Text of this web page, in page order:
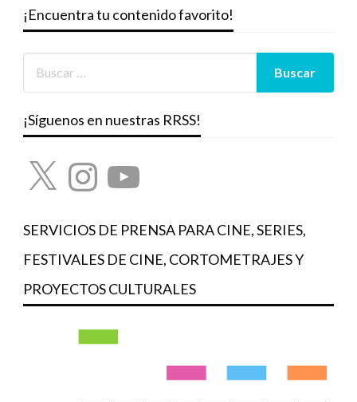
¡Encuentra tu contenido favorito!
¡Síguenos en nuestras RRSS!
X InstagramYouTube
SERVICIOS DE PRENSA PARA CINE, SERIES,
FESTIVALES DE CINE, CORTOMETRAJES Y
PROYECTOS CULTURALES